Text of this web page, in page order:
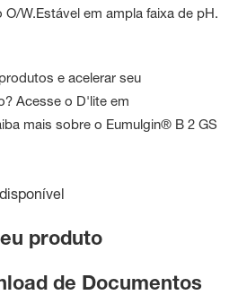
W.Estável em ampla faixa de pH.
e acelerar seu
Acesse o D'lite em
mais sobre o Eumulgin® B 2 GS
produto
de Documentos